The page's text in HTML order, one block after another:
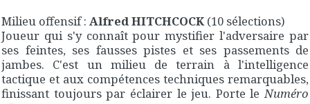
Milieu offensif : Alfred HITCHCOCK(10 sélections)
Joueur qui s'y connaît pour mystifier l'adversaire par
ses feintes, ses fausses pistes et ses passements de
jambes. C'est un milieu de terrain à l'intelligence
tactique et aux compétences techniques remarquables,
finissant toujours par éclairer le jeu. Porte leNuméro